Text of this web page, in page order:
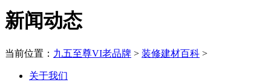
新闻动态
当前位置： 九五至尊VI老品牌 > 装修建材百科 >
关于我们